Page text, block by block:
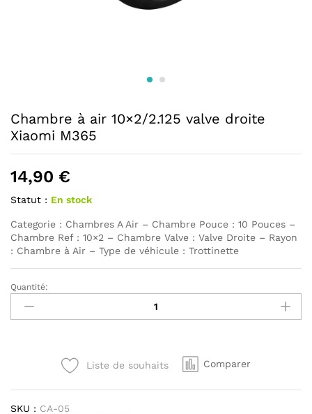
Chambre à air 10×2/2.125 valve droite
Xiaomi M365
14,90 €
Statut : En stock
Categorie : Chambres A Air – Chambre Pouce : 10 Pouces –
Chambre Ref : 10×2 – Chambre Valve : Valve Droite – Rayon
: Chambre à Air – Type de véhicule : Trottinette
Chambre
air
Quantité:
Liste de souhaits Comparer
SKU : CA-05